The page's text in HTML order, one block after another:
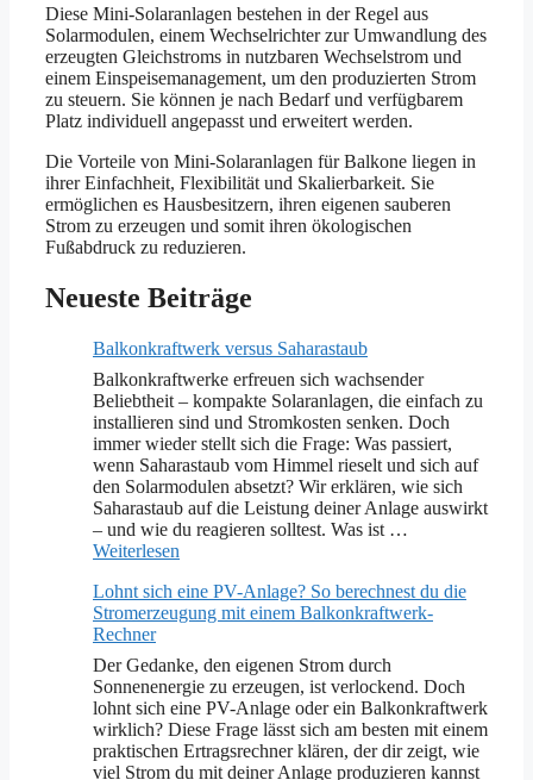
Diese Mini-Solaranlagen bestehen in der Regel aus
Solarmodulen, einem Wechselrichter zur Umwandlung des
erzeugten Gleichstroms in nutzbaren Wechselstrom und
einem Einspeisemanagement, um den produzierten Strom
zu steuern. Sie können je nach Bedarf und verfügbarem
Platz individuell angepasst und erweitert werden.
Die Vorteile von Mini-Solaranlagen für Balkone liegen in
ihrer Einfachheit, Flexibilität und Skalierbarkeit. Sie
ermöglichen es Hausbesitzern, ihren eigenen sauberen
Strom zu erzeugen und somit ihren ökologischen
Fußabdruck zu reduzieren.
Neueste Beiträge
Balkonkraftwerk versus Saharastaub
Balkonkraftwerke erfreuen sich wachsender
Beliebtheit – kompakte Solaranlagen, die einfach zu
installieren sind und Stromkosten senken. Doch
immer wieder stellt sich die Frage: Was passiert,
wenn Saharastaub vom Himmel rieselt und sich auf
den Solarmodulen absetzt? Wir erklären, wie sich
Saharastaub auf die Leistung deiner Anlage auswirkt
– und wie du reagieren solltest. Was ist …
Weiterlesen
Lohnt sich eine PV-Anlage? So berechnest du die
Stromerzeugung mit einem Balkonkraftwerk-
Rechner
Der Gedanke, den eigenen Strom durch
Sonnenenergie zu erzeugen, ist verlockend. Doch
lohnt sich eine PV-Anlage oder ein Balkonkraftwerk
wirklich? Diese Frage lässt sich am besten mit einem
praktischen Ertragsrechner klären, der dir zeigt, wie
viel Strom du mit deiner Anlage produzieren kannst